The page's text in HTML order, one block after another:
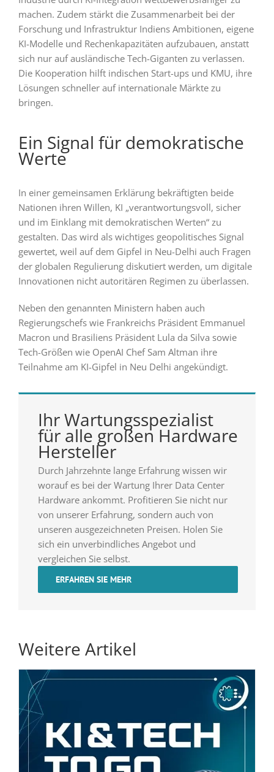
machen. Zudem stärkt die Zusammenarbeit bei der
Forschung und Infrastruktur Indiens Ambitionen, eigene
KI-Modelle und Rechenkapazitäten aufzubauen, anstatt
sich nur auf ausländische Tech-Giganten zu verlassen.
Die Kooperation hilft indischen Start-ups und KMU, ihre
Lösungen schneller auf internationale Märkte zu
bringen.
Ein Signal für demokratische
Werte
In einer gemeinsamen Erklärung bekräftigten beide
Nationen ihren Willen, KI „verantwortungsvoll, sicher
und im Einklang mit demokratischen Werten“ zu
gestalten. Das wird als wichtiges geopolitisches Signal
gewertet, weil auf dem Gipfel in Neu-Delhi auch Fragen
der globalen Regulierung diskutiert werden, um digitale
Innovationen nicht autoritären Regimen zu überlassen.
Neben den genannten Ministern haben auch
Regierungschefs wie Frankreichs Präsident Emmanuel
Macron und Brasiliens Präsident Lula da Silva sowie
Tech-Größen wie OpenAI Chef Sam Altman ihre
Teilnahme am KI-Gipfel in Neu Delhi angekündigt.
Ihr Wartungsspezialist
für alle großen Hardware
Hersteller
Durch Jahrzehnte lange Erfahrung wissen wir
worauf es bei der Wartung Ihrer Data Center
Hardware ankommt. Profitieren Sie nicht nur
von unserer Erfahrung, sondern auch von
unseren ausgezeichneten Preisen. Holen Sie
sich ein unverbindliches Angebot und
vergleichen Sie selbst.
ERFAHREN SIE MEHR
Weitere Artikel